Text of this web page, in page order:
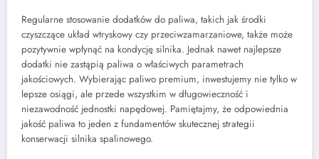
Regularne stosowanie dodatków do paliwa, takich jak środki
czyszczące układ wtryskowy czy przeciwzamarzaniowe, także może
pozytywnie wpłynąć na kondycję silnika. Jednak nawet najlepsze
dodatki nie zastąpią paliwa o właściwych parametrach
jakościowych. Wybierając paliwo premium, inwestujemy nie tylko w
lepsze osiągi, ale przede wszystkim w długowieczność i
niezawodność jednostki napędowej. Pamiętajmy, że odpowiednia
jakość paliwa to jeden z fundamentów skutecznej strategii
konserwacji silnika spalinowego.